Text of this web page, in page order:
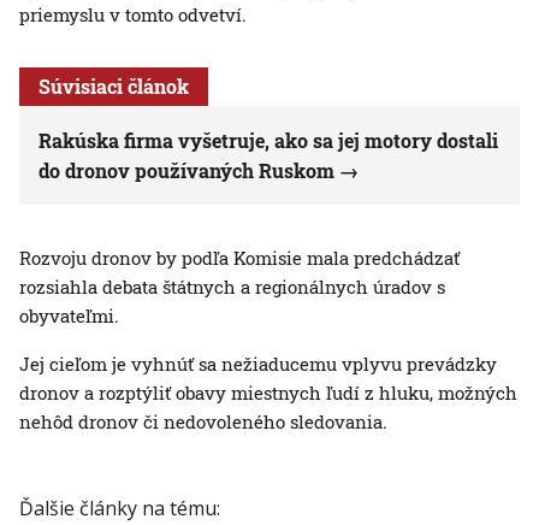
priemyslu v tomto odvetví.
Súvisiaci článok
Rakúska firma vyšetruje, ako sa jej motory dostali
do dronov používaných Ruskom
Rozvoju dronov by podľa Komisie mala predchádzať
rozsiahla debata štátnych a regionálnych úradov s
obyvateľmi.
Jej cieľom je vyhnúť sa nežiaducemu vplyvu prevádzky
dronov a rozptýliť obavy miestnych ľudí z hluku, možných
nehôd dronov či nedovoleného sledovania.
Ďalšie články na tému: